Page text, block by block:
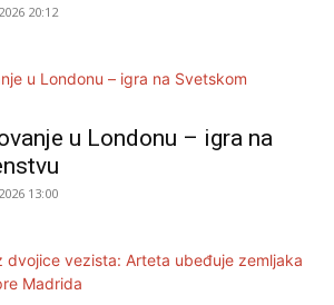
20:12
u Londonu – igra na
13:00